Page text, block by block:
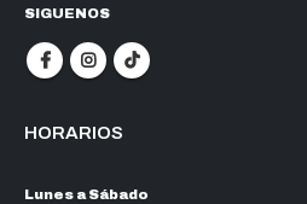
SIGUENOS
HORARIOS
Lunes a Sábado